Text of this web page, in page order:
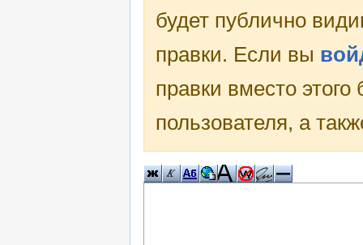
будет публично
правки. Если вы
правки вместо
пользователя, а